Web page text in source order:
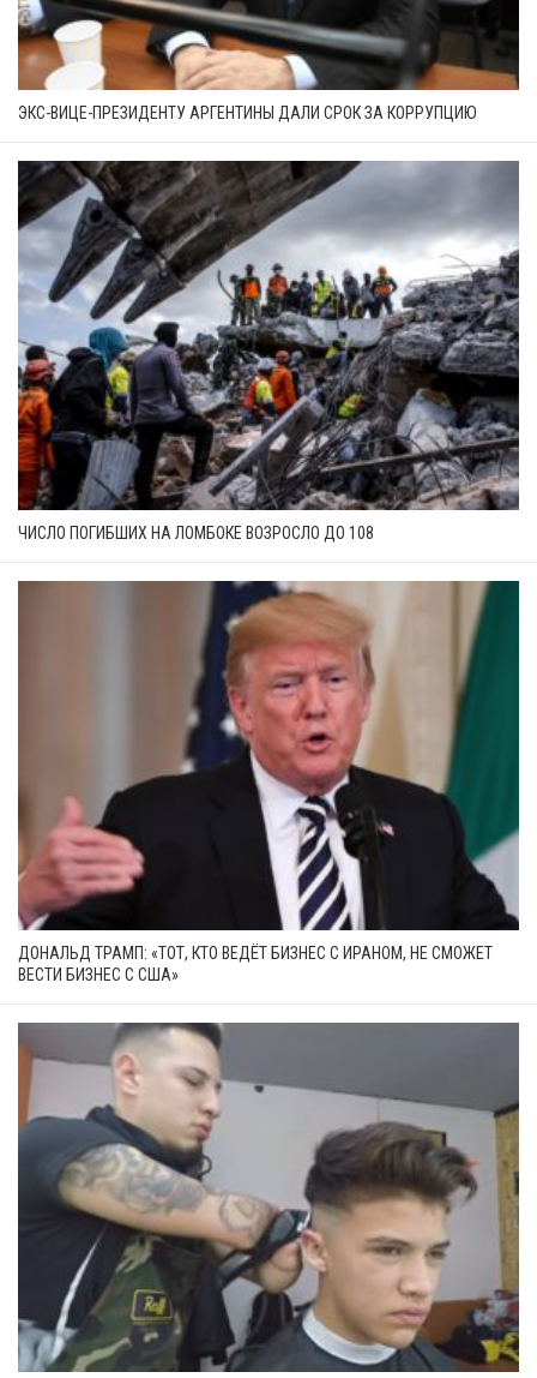
ЭКС-ВИЦЕ-ПРЕЗИДЕНТУ АРГЕНТИНЫ ДАЛИ СРОК ЗА КОРРУПЦИЮ
ЧИСЛО ПОГИБШИХ НА ЛОМБОКЕ ВОЗРОСЛО ДО 108
ДОНАЛЬД ТРАМП: «ТОТ, КТО ВЕДЁТ БИЗНЕС С ИРАНОМ, НЕ СМОЖЕТ
ВЕСТИ БИЗНЕС С США»